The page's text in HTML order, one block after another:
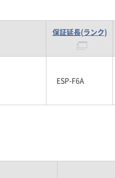
保証延長(ランク)
ESP-F6A